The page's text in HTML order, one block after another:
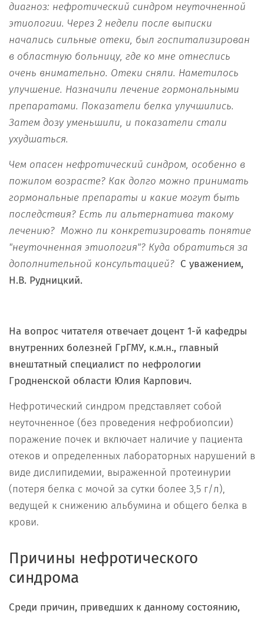
диагноз: нефротический синдром неуточненной
этиологии. Через 2 недели после выписки
начались сильные отеки, был госпитализирован
в областную больницу, где ко мне отнеслись
очень внимательно. Отеки сняли. Наметилось
улучшение. Назначили лечение гормональными
препаратами. Показатели белка улучшились.
Затем дозу уменьшили, и показатели стали
ухудшаться.
Чем опасен нефротический синдром, особенно в
пожилом возрасте? Как долго можно принимать
гормональные препараты и какие могут быть
последствия? Есть ли альтернатива такому
лечению? Можно ли конкретизировать понятие
"неуточненная этиология"? Куда обратиться за
дополнительной консультацией? С уважением,
Н.В. Рудницкий.
На вопрос читателя отвечает доцент 1-й кафедры
внутренних болезней ГрГМУ, к.м.н., главный
внештатный специалист по нефрологии
Гродненской области Юлия Карпович.
Нефротический синдром представляет собой
неуточненное (без проведения нефробиопсии)
поражение почек и включает наличие у пациента
отеков и определенных лабораторных нарушений в
виде дислипидемии, выраженной протеинурии
(потеря белка с мочой за сутки более 3,5 г/л),
ведущей к снижению альбумина и общего белка в
крови.
Причины нефротического
синдрома
Среди причин, приведших к данному состоянию,